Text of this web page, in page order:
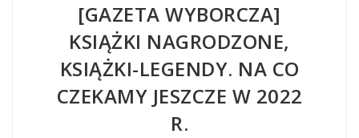
[GAZETA WYBORCZA]
KSIĄŻKI NAGRODZONE,
KSIĄŻKI-LEGENDY. NA CO
CZEKAMY JESZCZE W 2022
R.